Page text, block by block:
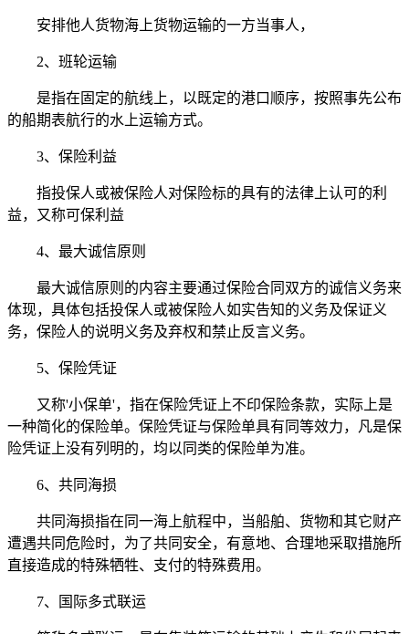
安排他人货物海上货物运输的一方当事人，
2、班轮运输
是指在固定的航线上，以既定的港口顺序，按照事先公布
的船期表航行的水上运输方式。
3、保险利益
指投保人或被保险人对保险标的具有的法律上认可的利
益，又称可保利益
4、最大诚信原则
最大诚信原则的内容主要通过保险合同双方的诚信义务来
体现，具体包括投保人或被保险人如实告知的义务及保证义
务，保险人的说明义务及弃权和禁止反言义务。
5、保险凭证
又称'小保单'，指在保险凭证上不印保险条款，实际上是
一种简化的保险单。保险凭证与保险单具有同等效力，凡是保
险凭证上没有列明的，均以同类的保险单为准。
6、共同海损
共同海损指在同一海上航程中，当船舶、货物和其它财产
遭遇共同危险时，为了共同安全，有意地、合理地采取措施所
直接造成的特殊牺牲、支付的特殊费用。
7、国际多式联运